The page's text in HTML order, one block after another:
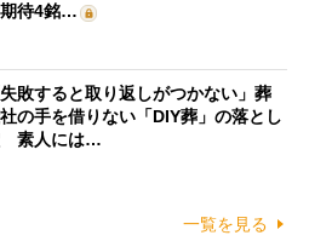
待4銘…
失敗すると取り返しがつかない」葬
の手を借りない「DIY葬」の落とし
素人には…
一覧を見る